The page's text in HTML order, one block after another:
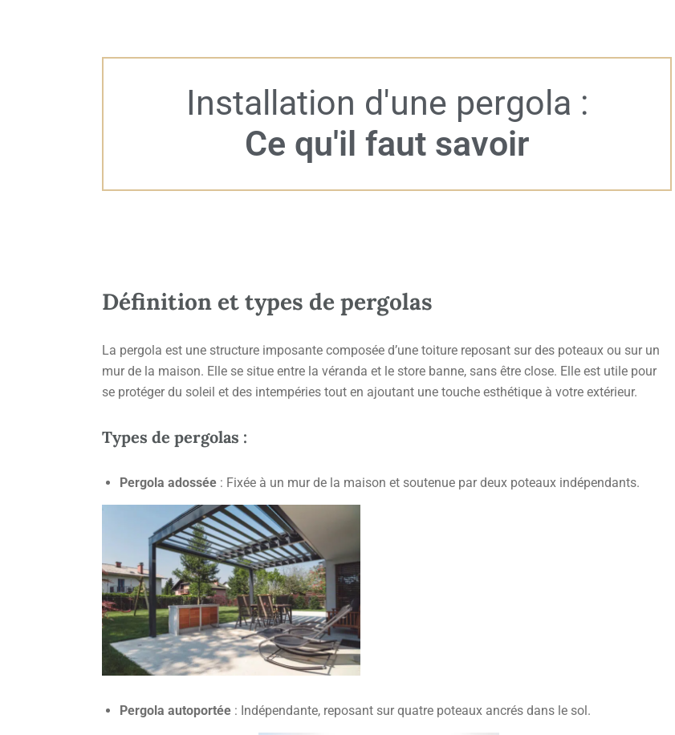
Installation d'une pergola :
Ce qu'il faut savoir
Définition et types de pergolas
La pergola est une structure imposante composée d’une toiture reposant sur des poteaux ou sur un
mur de la maison. Elle se situe entre la véranda et le store banne, sans être close. Elle est utile pour
se protéger du soleil et des intempéries tout en ajoutant une touche esthétique à votre extérieur.
Types de pergolas :
Pergola adossée : Fixée à un mur de la maison et soutenue par deux poteaux indépendants.
Pergola autoportée : Indépendante, reposant sur quatre poteaux ancrés dans le sol.